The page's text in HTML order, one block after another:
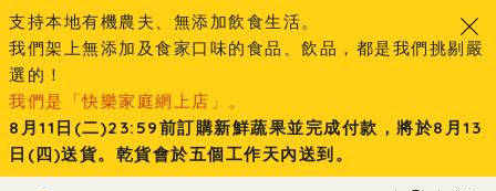
支持本地有機農夫、無添加飲食生活。
我們架上無添加及食家口味的食品、飲品，都是我們挑剔嚴
選的！
我們是「快樂家庭網上店」。
8月11日(二)23:59前訂購新鮮蔬果並完成付款，將於8月13
日(四)送貨。乾貨會於五個工作天內送到。